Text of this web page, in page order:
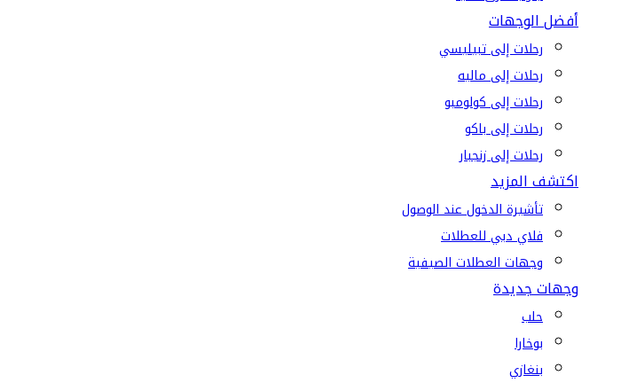
أفضل الوجهات
رحلات إلى تبيليسي
رحلات إلى ماليه
رحلات إلى كولومبو
رحلات إلى باكو
رحلات إلى زنجبار
اكتشف المزيد
تأشيرة الدخول عند الوصول
فلاي دبي للعطلات
وجهات العطلات الصيفية
وجهات جديدة
حلب
بوخارا
بنغازي